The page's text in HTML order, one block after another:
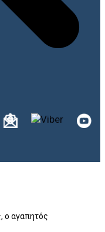
ο αγαπητός